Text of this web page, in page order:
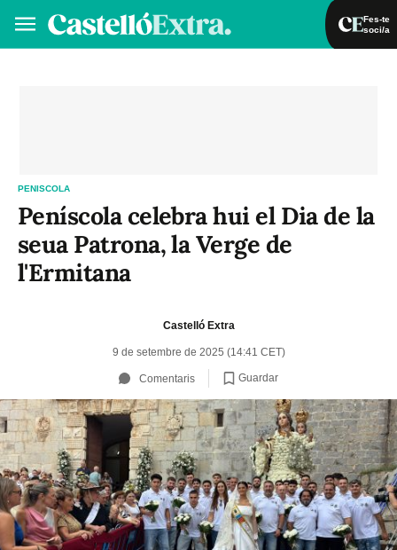
Fes-te
soci/a
PENISCOLA
Peníscola celebra hui el Dia de la
seua Patrona, la Verge de
l'Ermitana
Castelló Extra
9 de setembre de 2025 (14:41 CET)
Comentaris Guardar